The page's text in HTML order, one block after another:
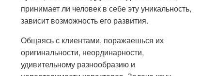
принимает ли человек в себе эту уникальность,
зависит возможность его развития.
Общаясь с клиентами, поражаешься их
оригинальности, неординарности,
удивительному разнообразию и